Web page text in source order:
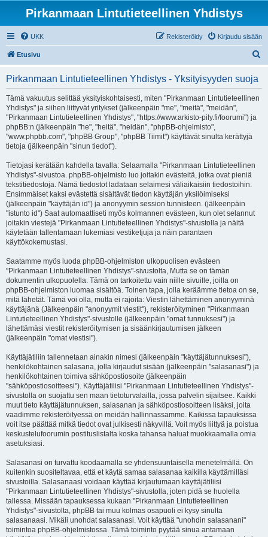
Pirkanmaan Lintutieteellinen Yhdistys
UKK Kirjaudu sisään
Rekisteröidy
Etusivu
Pirkanmaan Lintutieteellinen Yhdistys - Yksityisyyden suoja
Tämä vakuutus selittää yksityiskohtaisesti, miten "Pirkanmaan Lintutieteellinen
Yhdistys" ja siihen liittyvät yritykset (jälkeenpäin "me", "meitä", "meidän",
"Pirkanmaan Lintutieteellinen Yhdistys", "https://www.arkisto-pily.fi/foorumi") ja
phpBB:n (jälkeenpäin "he", "heitä", "heidän", "phpBB-ohjelmisto",
"www.phpbb.com", "phpBB Group", "phpBB Tiimit") käyttävät sinulta kerättyjä
tietoja (jälkeenpäin "sinun tiedot").
Tietojasi kerätään kahdella tavalla: Selaamalla "Pirkanmaan Lintutieteellinen
Yhdistys"-sivustoa. phpBB-ohjelmisto luo joitakin evästeitä, jotka ovat pieniä
tekstitiedostoja. Nämä tiedostot ladataan selaimesi väliaikaisiin tiedostoihin.
Ensimmäiset kaksi evästettä sisältävät tiedon käyttäjän yksilöimiseksi
(jälkeenpäin "käyttäjän id") ja anonyymin session tunnisteen. (jälkeenpäin
"istunto id") Saat automaattiseti myös kolmannen evästeen, kun olet selannut
joitakin viestejä "Pirkanmaan Lintutieteellinen Yhdistys"-sivustolla ja näitä
käytetään tallentamaan lukemiasi vestiketjuja ja näin parantaen
käyttökokemustasi.
Saatamme myös luoda phpBB-ohjelmiston ulkopuolisen evästeen
"Pirkanmaan Lintutieteellinen Yhdistys"-sivustolta, Mutta se on tämän
dokumentin ulkopuolella. Tämä on tarkoitettu vain niille sivuille, joilla on
phpBB-ohjelmiston luomaa sisältöä. Toinen tapa, jolla keräämme tietoa on se,
mitä lähetät. Tämä voi olla, mutta ei rajoita: Viestin lähettäminen anonyyminä
käyttäjänä (Jälkeenpäin "anonyymit viestit"), rekisteröityminen "Pirkanmaan
Lintutieteellinen Yhdistys"-sivustolle (jälkeenpäin "omat tunnuksesi") ja
lähettämäsi viestit rekisteröitymisen ja sisäänkirjautumisen jälkeen
(jälkeenpäin "omat viestisi").
Käyttäjätiliin tallennetaan ainakin nimesi (jälkeenpäin "käyttäjätunnuksesi"),
henkilökohtainen salasana, jolla kirjaudut sisään (jälkeenpäin "salasanasi") ja
henkilökohtainen toimiva sähköpostiosoite (jälkeenpäin
"sähköpostiosoitteesi"). Käyttäjätilisi "Pirkanmaan Lintutieteellinen Yhdistys"-
sivustolla on suojattu sen maan tietoturvalailla, jossa palvelin sijaitsee. Kaikki
muut tieto käyttäjätunnuksen, salasanan ja sähköpostiosoitteen lisäksi, joita
vaadimme rekisteröityessä on meidän hallinnassamme. Kaikissa tapauksissa
voit itse päättää mitkä tiedot ovat julkisesti näkyvillä. Voit myös liittyä ja poistua
keskustelufoorumin postituslistalta koska tahansa haluat muokkaamalla omia
asetuksiasi.
Salasanasi on turvattu koodaamalla se yhdensuuntaisella menetelmällä. On
kuitenkin suositeltavaa, että et käytä samaa salasanaa kaikilla käyttämilläsi
sivustoilla. Salasanaasi voidaan käyttää kirjautumaan käyttäjätiliisi
"Pirkanmaan Lintutieteellinen Yhdistys"-sivustolla, joten pidä se huolella
tallessa. Missään tapauksessa kukaan "Pirkanmaan Lintutieteellinen
Yhdistys"-sivustolta, phpBB tai muu kolmas osapuoli ei kysy sinulta
salasanaasi. Mikäli unohdat salasanasi. Voit käyttää "unohdin salasanani"
toimintoa phpBB-ohjelmistossa. Tämä toiminto pyytää sinua antamaan